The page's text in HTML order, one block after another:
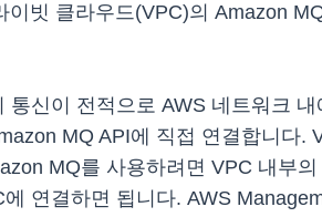
빗 클라우드(VPC)의 Amazon
신이 전적으로 AWS 네트워크
MQ API에 직접 연결합니다.
MQ를 사용하려면 VPC 내부
연결하면 됩니다. AWS